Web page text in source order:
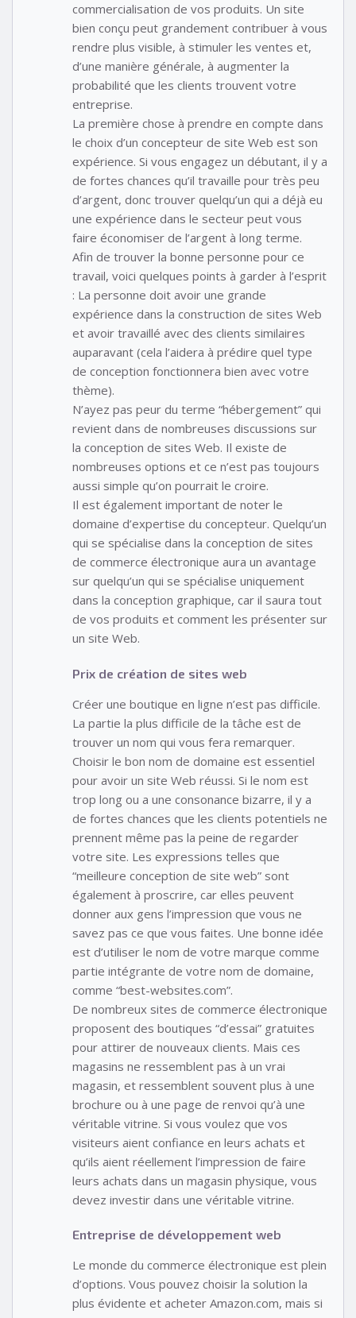
commercialisation de vos produits. Un site
bien conçu peut grandement contribuer à vous
rendre plus visible, à stimuler les ventes et,
d’une manière générale, à augmenter la
probabilité que les clients trouvent votre
entreprise.
La première chose à prendre en compte dans
le choix d’un concepteur de site Web est son
expérience. Si vous engagez un débutant, il y a
de fortes chances qu’il travaille pour très peu
d’argent, donc trouver quelqu’un qui a déjà eu
une expérience dans le secteur peut vous
faire économiser de l’argent à long terme.
Afin de trouver la bonne personne pour ce
travail, voici quelques points à garder à l’esprit
: La personne doit avoir une grande
expérience dans la construction de sites Web
et avoir travaillé avec des clients similaires
auparavant (cela l’aidera à prédire quel type
de conception fonctionnera bien avec votre
thème).
N’ayez pas peur du terme “hébergement” qui
revient dans de nombreuses discussions sur
la conception de sites Web. Il existe de
nombreuses options et ce n’est pas toujours
aussi simple qu’on pourrait le croire.
Il est également important de noter le
domaine d’expertise du concepteur. Quelqu’un
qui se spécialise dans la conception de sites
de commerce électronique aura un avantage
sur quelqu’un qui se spécialise uniquement
dans la conception graphique, car il saura tout
de vos produits et comment les présenter sur
un site Web.
Prix de création de sites web
Créer une boutique en ligne n’est pas difficile.
La partie la plus difficile de la tâche est de
trouver un nom qui vous fera remarquer.
Choisir le bon nom de domaine est essentiel
pour avoir un site Web réussi. Si le nom est
trop long ou a une consonance bizarre, il y a
de fortes chances que les clients potentiels ne
prennent même pas la peine de regarder
votre site. Les expressions telles que
“meilleure conception de site web” sont
également à proscrire, car elles peuvent
donner aux gens l’impression que vous ne
savez pas ce que vous faites. Une bonne idée
est d’utiliser le nom de votre marque comme
partie intégrante de votre nom de domaine,
comme “best-websites.com”.
De nombreux sites de commerce électronique
proposent des boutiques “d’essai” gratuites
pour attirer de nouveaux clients. Mais ces
magasins ne ressemblent pas à un vrai
magasin, et ressemblent souvent plus à une
brochure ou à une page de renvoi qu’à une
véritable vitrine. Si vous voulez que vos
visiteurs aient confiance en leurs achats et
qu’ils aient réellement l’impression de faire
leurs achats dans un magasin physique, vous
devez investir dans une véritable vitrine.
Entreprise de développement web
Le monde du commerce électronique est plein
d’options. Vous pouvez choisir la solution la
plus évidente et acheter Amazon.com, mais si